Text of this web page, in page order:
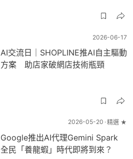
2026-06-17
AI交流日｜SHOPLINE推AI自主驅動
方案 助店家破網店技術瓶頸
2026-05-20 精選 ★
Google推出AI代理Gemini Spark
全民「養龍蝦」時代即將到來？